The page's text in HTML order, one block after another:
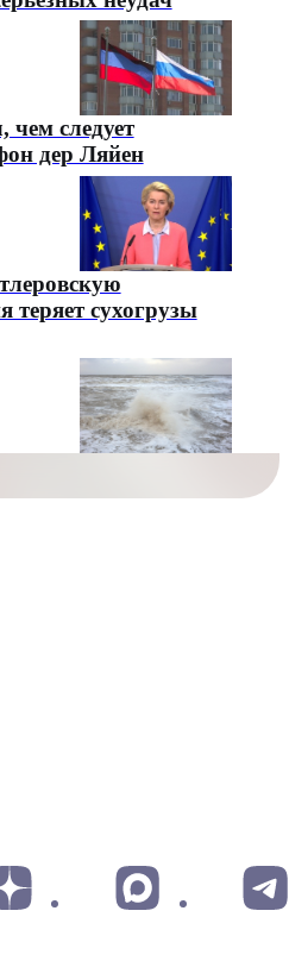
чем следует
дер Ляйен
сухогрузы